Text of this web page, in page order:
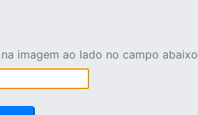
imagem ao lado no campo abaixo